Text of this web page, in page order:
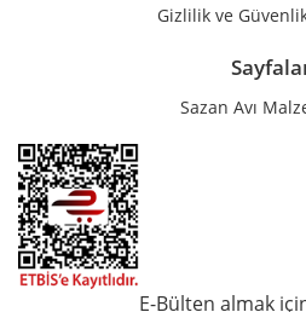
Gizlilik ve
Sazan Avı
E-Bülten almak